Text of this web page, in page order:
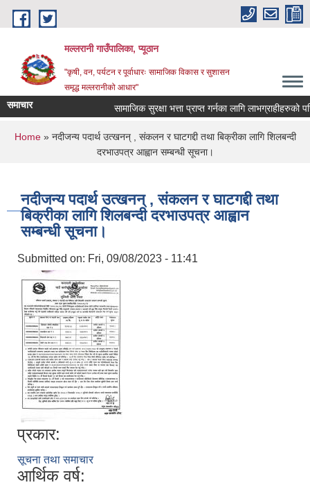
Skip to main content
मल्लरानी गाउँपालिका, प्यूठान
"कृषी, वन, पर्यटन र पूर्वाधारः सामाजिक विकास र सुशासन
समृद्ध मल्लरानीको आधार"
समाचार सामाजिक सुरक्षा भत्ता प्राप्त गर्नका लागि लाभग्राहीहरुको
You are here
Home» नदीजन्य पदार्थ उत्खनन् , संकलन र घाटगद्दी तथा बिक्रीका लागि शिलबन्दी
दरभाउपत्र आह्वान सम्बन्धी सूचना।
नदीजन्य पदार्थ उत्खनन् , संकलन र घाटगद्दी तथा
बिक्रीका लागि शिलबन्दी दरभाउपत्र आह्वान
सम्बन्धी सूचना।
Submitted on: Fri, 09/08/2023 - 11:41
प्रकार:
सूचना तथा समाचार
आर्थिक वर्ष: